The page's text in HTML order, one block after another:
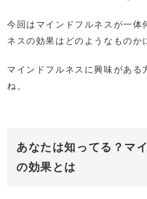
今回はマインドフルネスが一体
ネスの効果はどのようなものか
マインドフルネスに興味がある
ね。
あなたは知ってる？マ
の効果とは